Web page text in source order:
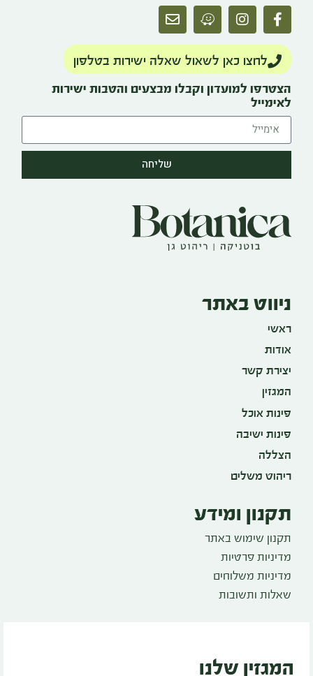
לחצו כאן לשאול שאלה ישירות בטלפון
הצטרפו למועדון וקבלו מבצעים והטבות ישירות
לאימייל
שליחה
ניווט באתר
ראשי
אודות
יצירת קשר
המגזין
פינות אוכל
פינות ישיבה
הצללה
ריהוט משלים
תקנון ומידע
תקנון שימוש באתר
מדיניות פרטיות
מדיניות משלוחים
שאלות ותשובות
המגזין שלנו